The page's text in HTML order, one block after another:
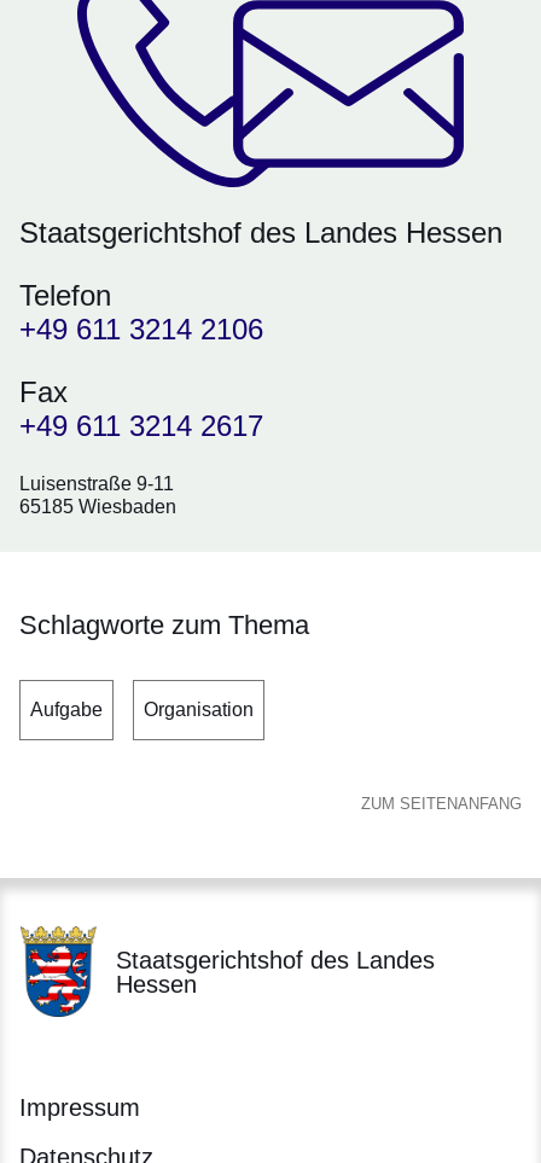
Staatsgerichtshof des Landes Hessen
Telefon
+49 611 3214 2106
Fax
+49 611 3214 2617
Luisenstraße 9-11
65185 Wiesbaden
Schlagworte zum Thema
Aufgabe Organisation
ZUM SEITENANFANG
Staatsgerichtshof des Landes
Hessen
Impressum
Datenschutz